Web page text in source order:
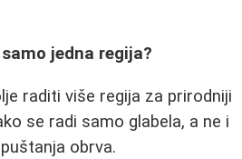
jedna regija?
raditi više regija za prirodniji
se radi samo glabela, a ne i
obrva.